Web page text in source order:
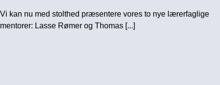
Vi kan nu med stolthed præsentere vores to nye lærerfaglige
mentorer: Lasse Rømer og Thomas [...]